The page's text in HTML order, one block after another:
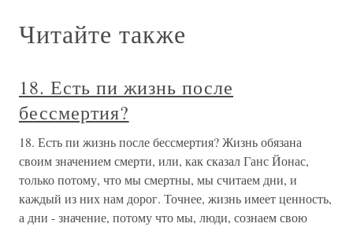
Читайте также
18. Есть пи жизнь после
бессмертия?
18. Есть пи жизнь после бессмертия? Жизнь обязана
своим значением смерти, или, как сказал Ганс Йонас,
только потому, что мы смертны, мы считаем дни, и
каждый из них нам дорог. Точнее, жизнь имеет ценность,
а дни - значение, потому что мы, люди, сознаем свою